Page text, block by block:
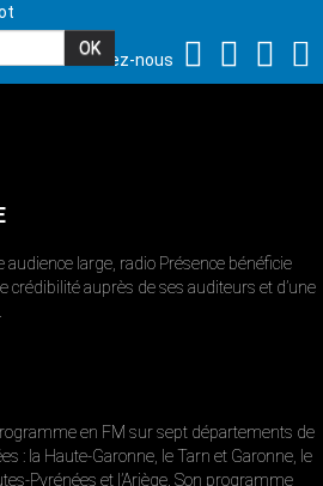
Suivez-nous
large, radio Présence bénéficie
crédibilité auprès de ses auditeurs et d’une
en FM sur sept départements de
: la Haute-Garonne, le Tarn et Garonne, le
Pyrénées et l’Ariège. Son programme